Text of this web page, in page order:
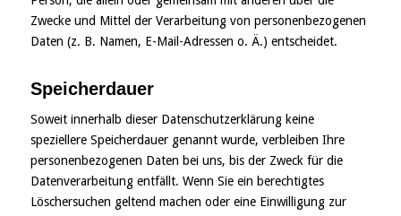
Zwecke und Mittel der Verarbeitung von personenbezogenen
Daten (z. B. Namen, E-Mail-Adressen o. Ä.) entscheidet.
Speicherdauer
Soweit innerhalb dieser Datenschutzerklärung keine
speziellere Speicherdauer genannt wurde, verbleiben Ihre
personenbezogenen Daten bei uns, bis der Zweck für die
Datenverarbeitung entfällt. Wenn Sie ein berechtigtes
Löschersuchen geltend machen oder eine Einwilligung zur